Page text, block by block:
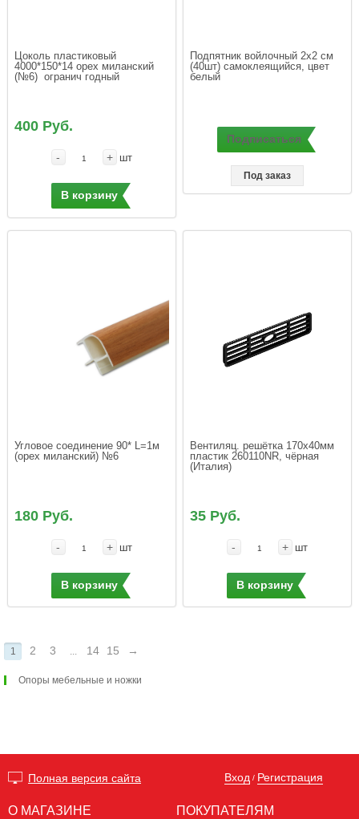
Цоколь пластиковый
4000*150*14 орех миланский
(№6)  огранич годный
400 Руб.
- + шт
В корзину
Подпятник войлочный 2х2 cм
(40шт) самоклеящийся, цвет
белый
Подписаться
Под заказ
Угловое соединение 90* L=1м
(орех миланский) №6
180 Руб.
- + шт
В корзину
Вентиляц. решётка 170х40мм
пластик 260110NR, чёрная
(Италия)
35 Руб.
- + шт
В корзину
1 2 3 ... 14 15 →
Опоры мебельные и ножки
Полная версия сайта Вход / Регистрация
О МАГАЗИНЕ ПОКУПАТЕЛЯМ